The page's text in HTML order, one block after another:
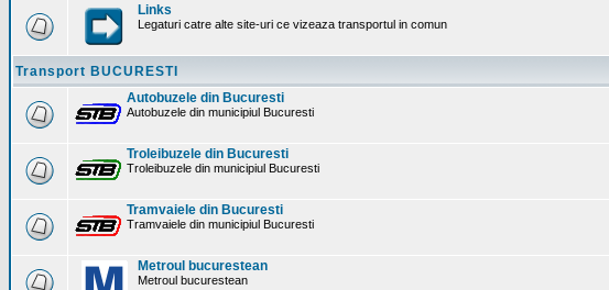
Links
Legaturi catre alte site-uri ce vizeaza transportul in comun
Transport BUCURESTI
Autobuzele din Bucuresti
Autobuzele din municipiul Bucuresti
Troleibuzele din Bucuresti
Troleibuzele din municipiul Bucuresti
Tramvaiele din Bucuresti
Tramvaiele din municipiul Bucuresti
Metroul bucurestean
Metroul bucurestean